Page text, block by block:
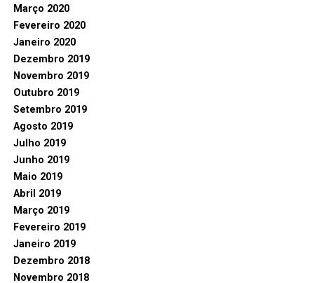
Março 2020
Fevereiro 2020
Janeiro 2020
Dezembro 2019
Novembro 2019
Outubro 2019
Setembro 2019
Agosto 2019
Julho 2019
Junho 2019
Maio 2019
Abril 2019
Março 2019
Fevereiro 2019
Janeiro 2019
Dezembro 2018
Novembro 2018